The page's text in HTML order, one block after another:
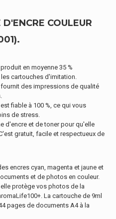
COULEUR
en moyenne 35 %
cartouches d'imitation.
des impressions de qualité
fiable à 100 %, ce qui vous
de stress.
d'encre et de toner pour qu'elle
gratuit, facile et respectueux de
encres cyan, magenta et jaune et
et de photos en couleur.
protège vos photos de la
La cartouche de 9ml
pages de documents A4 à la